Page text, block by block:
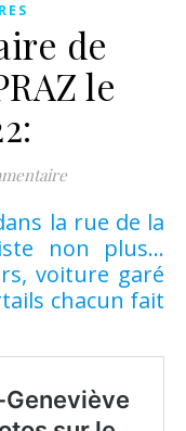
de
le
non plus…
voiture garé
chacun fait